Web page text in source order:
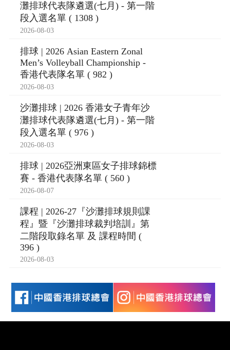
灘排球代表隊遴選(七月) - 第一階
段入選名單 ( 1308 )
2026-08-03
排球 | 2026 Asian Eastern Zonal
Men’s Volleyball Championship -
香港代表隊名單 ( 982 )
2026-08-03
沙灘排球 | 2026 香港女子青年沙
灘排球代表隊遴選(七月) - 第一階
段入選名單 ( 976 )
2026-08-03
排球 | 2026亞洲東區女子排球錦標
賽 - 香港代表隊名單 ( 560 )
2026-08-07
課程 | 2026-27『沙灘排球規則課
程』暨『沙灘排球裁判培訓』第
二階段取錄名單 及 課程時間 (
396 )
2026-08-03